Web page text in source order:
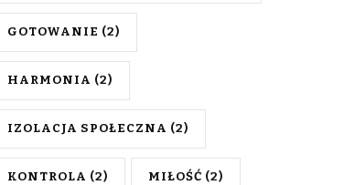
GOTOWANIE (2)
HARMONIA (2)
IZOLACJA SPOŁECZNA (2)
KONTROLA (2) MIŁOŚĆ (2)